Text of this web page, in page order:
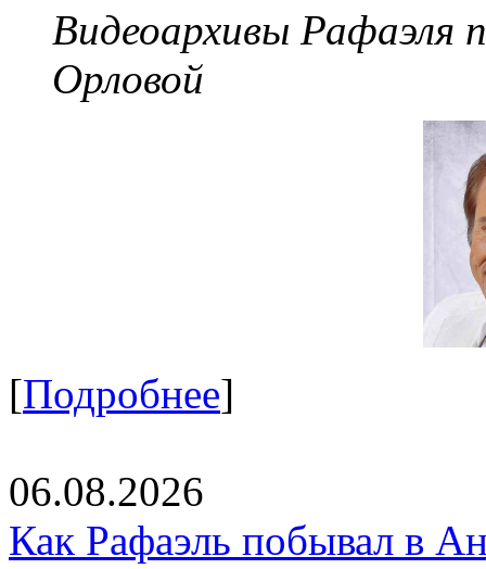
Видеоархивы Рафаэля
Орловой
[Подробнее]
06.08.2026
Как Рафаэль побывал в